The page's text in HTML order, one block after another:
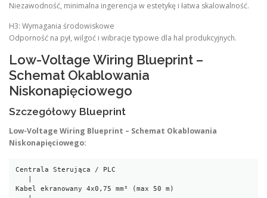
Niezawodność, minimalna ingerencja w estetykę i łatwa skalowalność.
H3: Wymagania środowiskowe
Odporność na pył, wilgoć i wibracje typowe dla hal produkcyjnych.
Low-Voltage Wiring Blueprint –
Schemat Okablowania
Niskonapięciowego
Szczegółowy Blueprint
Low-Voltage Wiring Blueprint – Schemat Okablowania
Niskonapięciowego:
Centrala Sterująca / PLC
Kabel ekranowany 4x0,75 mm² (max 50 m)